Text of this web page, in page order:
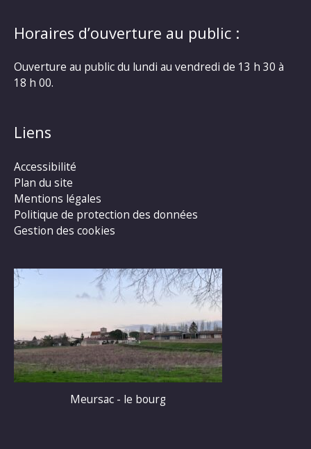
Horaires d’ouverture au public :
Ouverture au public du lundi au vendredi de 13 h 30 à
18 h 00.
Liens
Accessibilité
Plan du site
Mentions légales
Politique de protection des données
Gestion des cookies
Meursac - le bourg